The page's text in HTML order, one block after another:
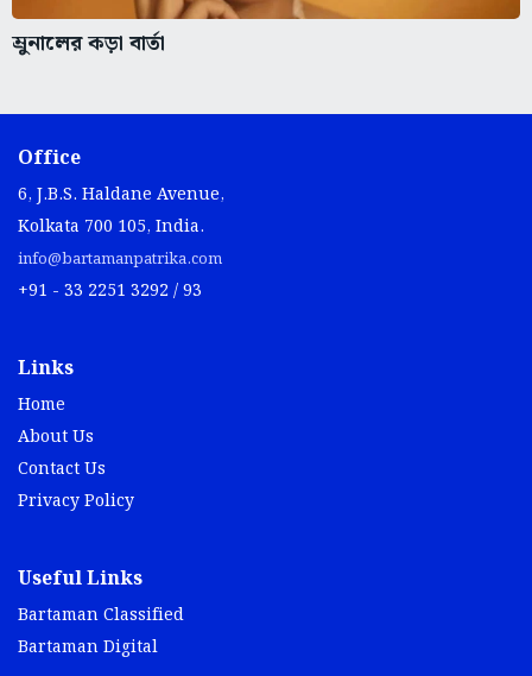
ম্রুনালের কড়া বার্তা
Office
6, J.B.S. Haldane Avenue,
Kolkata 700 105, India.
info@bartamanpatrika.com
+91 - 33 2251 3292 / 93
Links
Home
About Us
Contact Us
Privacy Policy
Useful Links
Bartaman Classified
Bartaman Digital